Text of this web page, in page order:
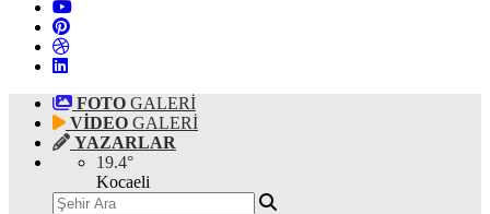
FOTO GALERİ
VİDEO GALERİ
YAZARLAR
19.4°
Kocaeli